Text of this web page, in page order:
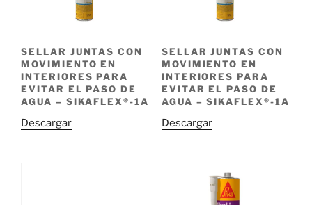
SELLAR JUNTAS CON
MOVIMIENTO EN
INTERIORES PARA
EVITAR EL PASO DE
AGUA – SIKAFLEX®-1A
Descargar
SELLAR JUNTAS CON
MOVIMIENTO EN
INTERIORES PARA
EVITAR EL PASO DE
AGUA – SIKAFLEX®-1A
Descargar